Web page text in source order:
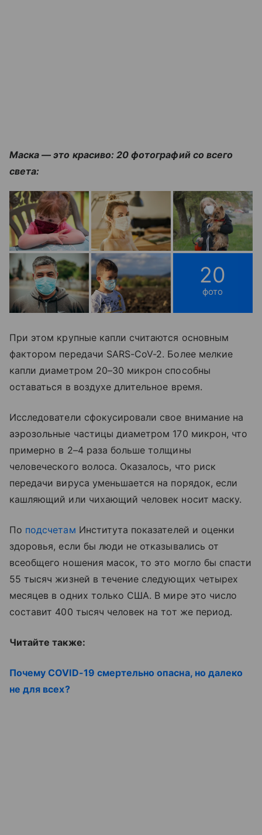
Маска — это красиво: 20 фотографий со всего
света:
20
фото
При этом крупные капли считаются основным
фактором передачи SARS-CoV-2. Более мелкие
капли диаметром 20–30 микрон способны
оставаться в воздухе длительное время.
Исследователи сфокусировали свое внимание на
аэрозольные частицы диаметром 170 микрон, что
примерно в 2–4 раза больше толщины
человеческого волоса. Оказалось, что риск
передачи вируса уменьшается на порядок, если
кашляющий или чихающий человек носит маску.
По подсчетам Института показателей и оценки
здоровья, если бы люди не отказывались от
всеобщего ношения масок, то это могло бы спасти
55 тысяч жизней в течение следующих четырех
месяцев в одних только США. В мире это число
составит 400 тысяч человек на тот же период.
Читайте также:
Почему COVID-19 смертельно опасна, но далеко
не для всех?